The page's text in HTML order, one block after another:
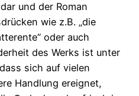
und der Roman
wie z.B. „die
oder auch
des Werks ist unter
sich auf vielen
Handlung ereignet,